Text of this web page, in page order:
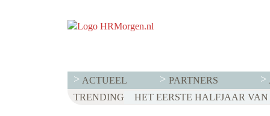
ACTUEEL PARTNERS
TRENDING WET LOONTRANSPARANTIE:
HET EERSTE HALFJAAR
VOOR EEN SUCCESVOL